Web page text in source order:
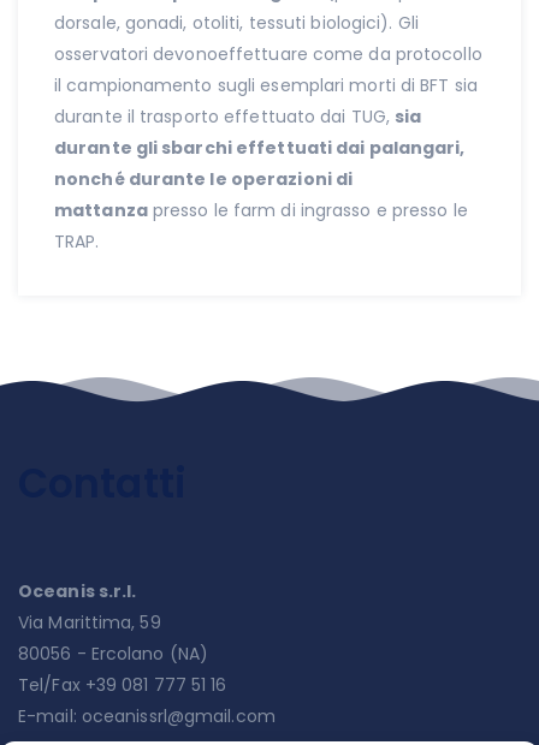
dorsale, gonadi, otoliti, tessuti biologici). Gli
osservatori devonoeffettuare come da protocollo
il campionamento sugli esemplari morti di BFT sia
durante il trasporto effettuato dai TUG, sia
durante gli sbarchi effettuati dai palangari,
nonché durante le operazioni di
mattanzapresso le farm di ingrasso e presso le
TRAP.
Oceanis s.r.l.
Via Marittima, 59
80056 - Ercolano (NA)
Tel/Fax +39 081 777 51 16
E-mail: oceanissrl@gmail.com